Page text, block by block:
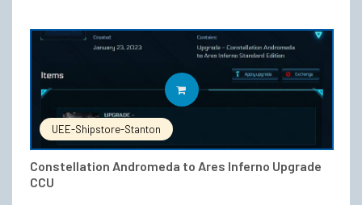
€276,50€234,50.
UEE-Shipstore-Stanton
Constellation Andromeda to Ares Inferno Upgrade
CCU
IN DEN WARENKORB